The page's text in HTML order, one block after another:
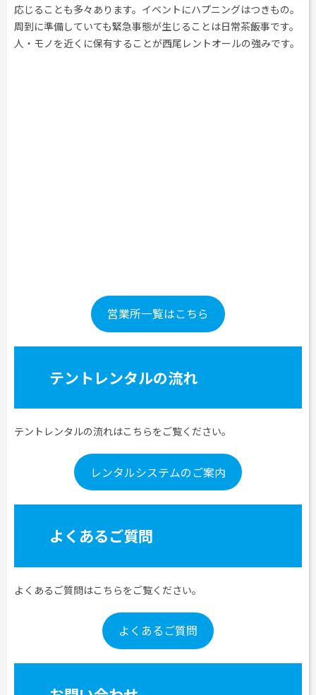
応じることも多々あります。イベントにハプニングはつきもの。
周到に準備していても緊急事態が生じることは日常茶飯事です。
人・モノを近くに保有することが西尾レントオールの強みです。
営業所一覧はこちら
テントレンタルの流れ
テントレンタルの流れはこちらをご覧ください。
レンタルシステムのご案内
よくあるご質問
よくあるご質問はこちらをご覧ください。
よくあるご質問